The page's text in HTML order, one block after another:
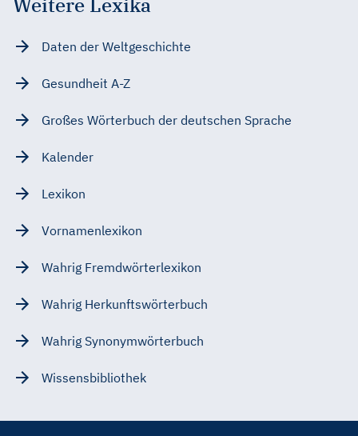
Daten der Weltgeschichte
Gesundheit A-Z
Großes Wörterbuch der deutschen Sprache
Kalender
Lexikon
Vornamenlexikon
Wahrig Fremdwörterlexikon
Wahrig Herkunftswörterbuch
Wahrig Synonymwörterbuch
Wissensbibliothek